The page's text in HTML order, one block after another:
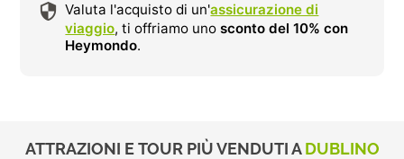
Valuta l'acquisto di un'assicurazione di
viaggio, ti offriamo unosconto del 10% con
Heymondo.
ATTRAZIONI E TOUR PIÙ VENDUTI ADUBLINO